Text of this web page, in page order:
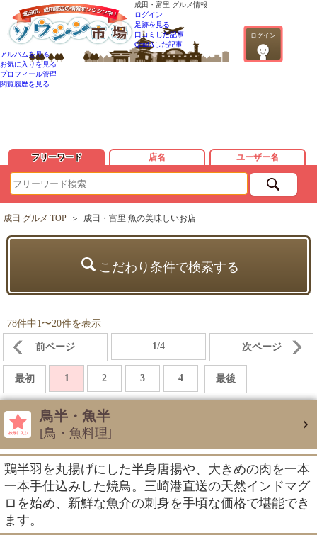
成田・富里 グルメ情報
ログイン
ログイン
足跡を見る
口コミした記事
QandAした記事
アルバムを見る
お気に入りを見る
プロフィール管理
閲覧履歴を見る
フリーワード 店名 ユーザー名
成田 グルメ TOP ＞ 成田・富里 魚の美味しいお店
こだわり条件で検索する
78件中1〜20件を表示
前ページ 1/4 次ページ
最初 1 2 3 4 最後
鳥半・魚半
[鳥・魚料理]
鶏半羽を丸揚げにした半身唐揚や、大きめの肉を一本
一本手仕込みした焼鳥。三崎港直送の天然インドマグ
ロを始め、新鮮な魚介の刺身を手頃な価格で堪能でき
ます。